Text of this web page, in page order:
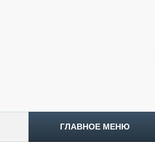
ГЛАВНОЕ МЕНЮ